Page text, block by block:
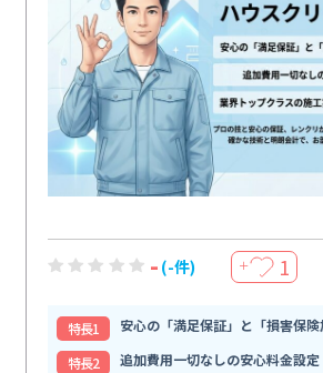
- (-件) ＋ 1
特⻑1
安心の「満足保証」と「損害保険
特⻑2
追加費用一切なしの安心料金設定